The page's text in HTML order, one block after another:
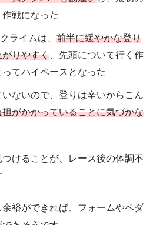
戦になった
ライムは、 前半に緩やかな登り
りやすく 、先頭について行く作
てハイペースとなった
ないので、登りは辛いからこん
がかかっていることに気づかな
けることが、レース後の体調不
裕ができれば、フォームやペダ